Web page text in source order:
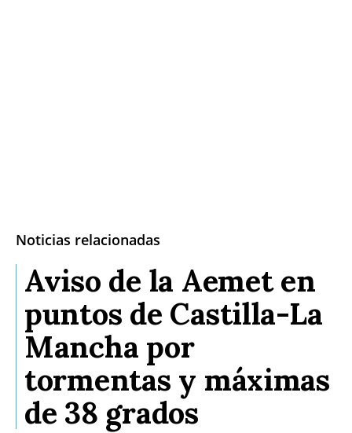
Noticias relacionadas
Aviso de la Aemet en
puntos de Castilla-La
Mancha por
tormentas y máximas
de 38 grados